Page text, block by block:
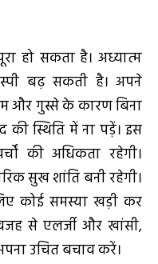
हो सकता है। अध्यात्म
बढ़ सकती है। अपने
और गुस्से के कारण बिना
स्थिति में ना पड़ें। इस
की अधिकता रहेगी।
सुख शांति बनी रहेगी।
कोई समस्या खड़ी कर
से एलर्जी और खांसी,
उचित बचाव करें।